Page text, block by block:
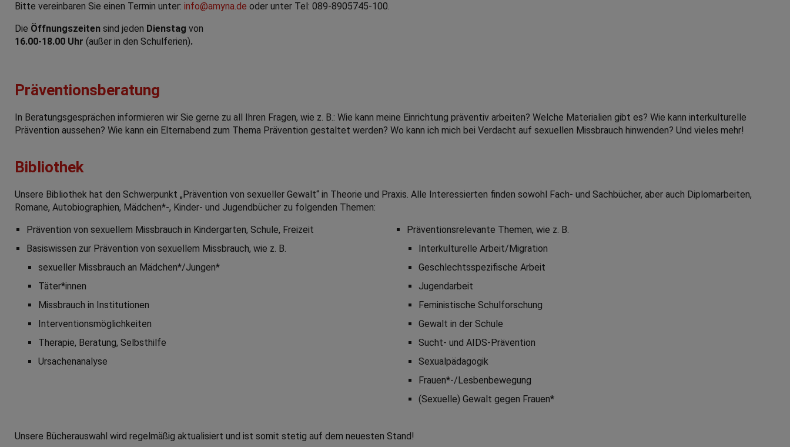
Bitte vereinbaren Sie einen Termin unter: info@amyna.de oder unter Tel: 089-8905745-100.
Die Öffnungszeiten sind jeden Dienstag von
16.00-18.00 Uhr (außer in den Schulferien).
Präventionsberatung
In Beratungsgesprächen informieren wir Sie gerne zu all Ihren Fragen, wie z. B.: Wie kann meine Einrichtung präventiv arbeiten? Welche Materialien gibt es? Wie kann interkulturelle
Prävention aussehen? Wie kann ein Elternabend zum Thema Prävention gestaltet werden? Wo kann ich mich bei Verdacht auf sexuellen Missbrauch hinwenden? Und vieles mehr!
Bibliothek
Unsere Bibliothek hat den Schwerpunkt „Prävention von sexueller Gewalt“ in Theorie und Praxis. Alle Interessierten finden sowohl Fach- und Sachbücher, aber auch Diplomarbeiten,
Romane, Autobiographien, Mädchen*-, Kinder- und Jugendbücher zu folgenden Themen:
Prävention von sexuellem Missbrauch in Kindergarten, Schule, Freizeit
Basiswissen zur Prävention von sexuellem Missbrauch, wie z. B.
sexueller Missbrauch an Mädchen*/Jungen*
Täter*innen
Missbrauch in Institutionen
Interventionsmöglichkeiten
Therapie, Beratung, Selbsthilfe
Ursachenanalyse
Präventionsrelevante Themen, wie z. B.
Interkulturelle Arbeit/Migration
Geschlechtsspezifische Arbeit
Jugendarbeit
Feministische Schulforschung
Gewalt in der Schule
Sucht- und AIDS-Prävention
Sexualpädagogik
Frauen*-/Lesbenbewegung
(Sexuelle) Gewalt gegen Frauen*
Unsere Bücherauswahl wird regelmäßig aktualisiert und ist somit stetig auf dem neuesten Stand!